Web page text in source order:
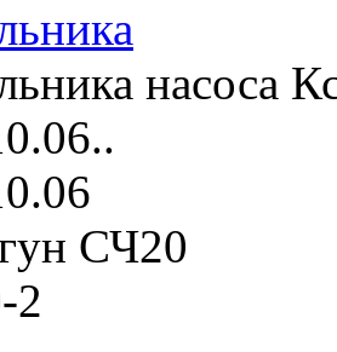
насоса
СЧ20
2